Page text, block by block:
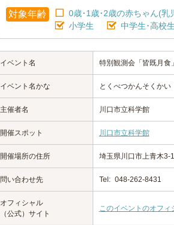
対象年齢 0歳･1歳･2歳の赤ちゃん(乳
小学生
中学生･高校生
イベント名 特別観測会「皆既月食」
イベント名かな とくべつかんそくかい
主催者名 川口市立科学館
開催スポット 川口市立科学館
開催場所の住所 埼玉県川口市上青木3-
問い合わせ先 Tel: 048-262-8431
オフィシャル
（公式）サイト
このイベントのオフ